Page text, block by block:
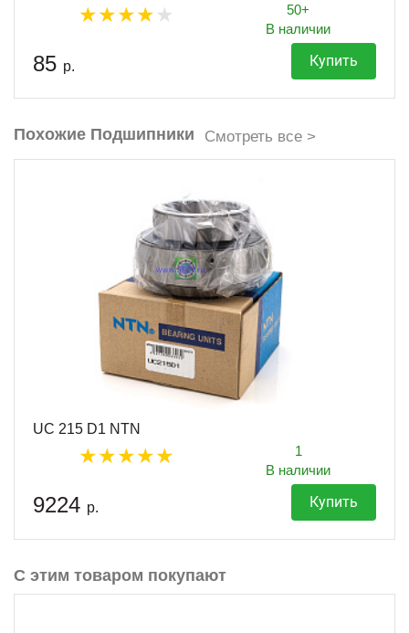
50+
В наличии
85 р. Купить
Похожие Подшипники Смотреть все >
UC 215 D1 NTN
1
В наличии
9224 р. Купить
С этим товаром покупают